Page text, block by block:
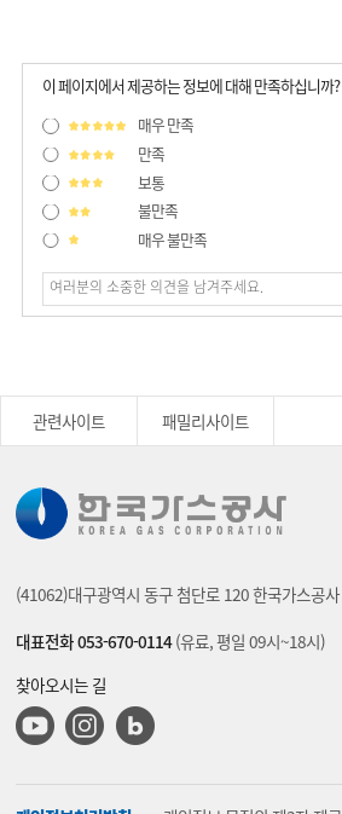
이 페이지에서 제공하는 정보에 대해 만족하십니까?
매우 만족
만족
보통
불만족
매우 불만족
관련사이트 패밀리사이트
(41062)대구광역시 동구 첨단로 120 한국가스공사
대표전화 053-670-0114(유료, 평일 09시~18시)
찾아오시는 길
유튜브인스타그램블로그